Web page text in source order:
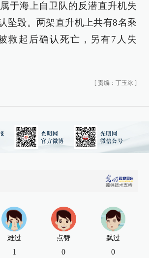
于海上自卫队的反潜直升机失
坠毁。两架直升机上共有8名乘
救起后确认死亡，另有7人失
[ 责编：丁玉冰 ]
难过
1
点赞
0
飘过
0